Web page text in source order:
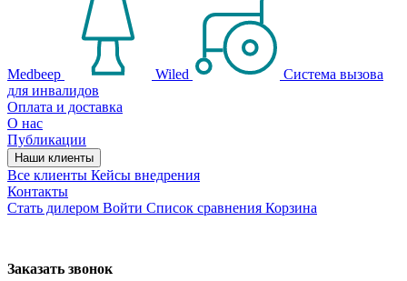
Medbeep Wiled
Система вызова
для инвалидов
Оплата и доставка
О нас
Публикации
Наши клиенты
Все клиенты Кейсы внедрения
Контакты
Стать дилером Войти Список сравнения Корзина
Заказать звонок